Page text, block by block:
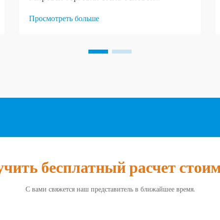
предприятиям и потребителям получать
сложной сети цепочек поставок находятся
Просмотреть больше
бесплатный расчет
С вами свяжется наш представитель в ближайшее время.